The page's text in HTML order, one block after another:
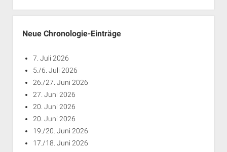
Jahren
Neue Chronologie-Einträge
7. Juli 2026
5./6. Juli 2026
26./27. Juni 2026
27. Juni 2026
20. Juni 2026
20. Juni 2026
19./20. Juni 2026
17./18. Juni 2026